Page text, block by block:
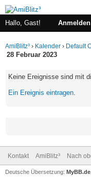
Hallo, Gast! Anmelden
AmiBlitz³ › Kalender › Default
28 Februar 2023
Keine Ereignisse sind mit
Ein Ereignis eintragen.
Kontakt AmiBlitz³ Nach
Deutsche Übersetzung: MyBB.de